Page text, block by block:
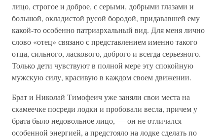
лицо, строгое и доброе, с серыми, добрыми глазами и
большой, окладистой русой бородой, придававшей ему
какой-то особенно патриархальный вид. Для меня лично
слово «отец» связано с представлением именно такого
отца, сильного, ласкового, доброго и всегда серьезного.
Только дети чувствуют в полной мере эту спокойную
мужскую силу, красивую в каждом своем движении.
Брат и Николай Тимофеич уже заняли свои места на
скамеечке посреди лодки и пробовали весла, причем у
брата было недовольное лицо, — он не отличался
особенной энергией, а предстояло на лодке сделать по